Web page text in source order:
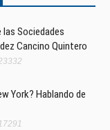
las Sociedades
Cancino Quintero
York? Hablando de